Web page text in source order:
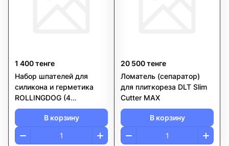
1 400 тенге
Набор шпателей для
силикона и герметика
ROLLINGDOG (4
предмета), серия
StandardВ корзину
20 500 тенге
Ломатель (сепаратор)
для плиткореза DLT Slim
Cutter MAX
В корзину